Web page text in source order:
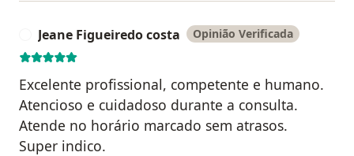
Jeane Figueiredo costa Opinião Verificada
Excelente profissional, competente e humano.
Atencioso e cuidadoso durante a consulta.
Atende no horário marcado sem atrasos.
Super indico.